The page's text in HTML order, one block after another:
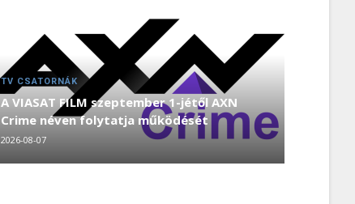
TV CSATORNÁK
A VIASAT FILM szeptember 1-jétől AXN
Crime néven folytatja működését
2026-08-07